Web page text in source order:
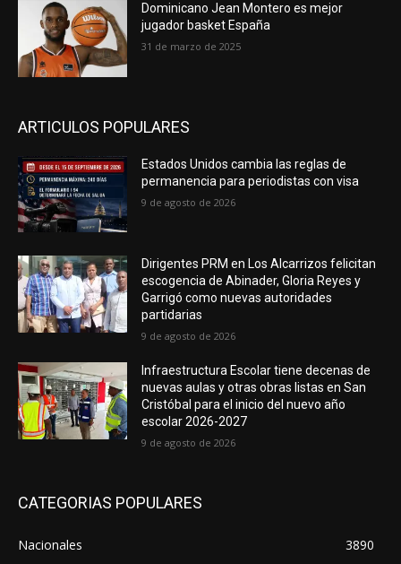
Dominicano Jean Montero es mejor
jugador basket España
31 de marzo de 2025
ARTICULOS POPULARES
Estados Unidos cambia las reglas de
permanencia para periodistas con visa
9 de agosto de 2026
Dirigentes PRM en Los Alcarrizos felicitan
escogencia de Abinader, Gloria Reyes y
Garrigó como nuevas autoridades
partidarias
9 de agosto de 2026
Infraestructura Escolar tiene decenas de
nuevas aulas y otras obras listas en San
Cristóbal para el inicio del nuevo año
escolar 2026-2027
9 de agosto de 2026
CATEGORIAS POPULARES
Nacionales
3890